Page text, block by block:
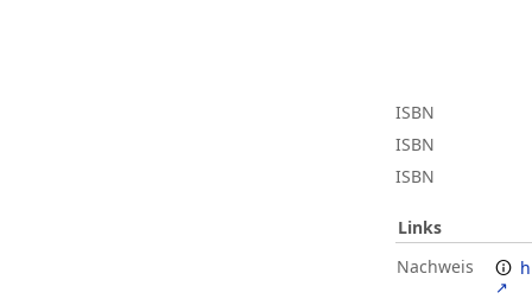
ISBN
ISBN
ISBN
Links
Nachweis